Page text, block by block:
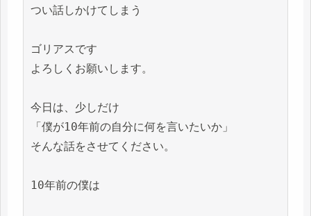
つい話しかけてしまう
ゴリアスです
よろしくお願いします。
今日は、少しだけ
「僕が10年前の自分に何を言いたいか」
そんな話をさせてください。
10年前の僕は